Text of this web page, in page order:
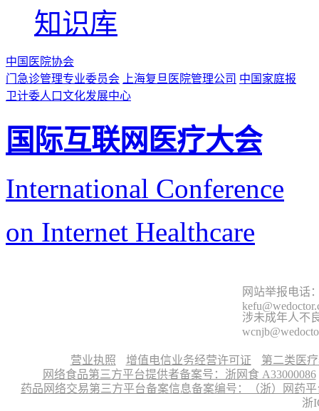
知识库
中国医院协会
门急诊管理专业委员会 上海复旦医院管理公司 中国家庭报
卫计委人口文化发展中心
国际互联网医疗大会
International Conference
on Internet Healthcare
网站举报电话
涉未成年人不
营业执照 增值电信业务经营许可证
第二类医
网络食品第三方平台提供者备案号：浙网食 A33000086
药品网络交易第三方平台备案信息备案编号：（浙）网药平
浙